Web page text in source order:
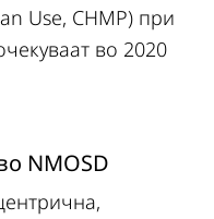
Use, CHMP) при
во 2020
NMOSD